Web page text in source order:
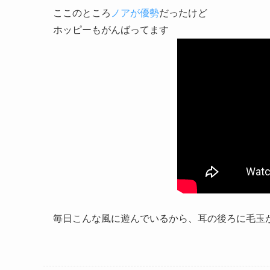
ここのところ ノアが優勢だったけど
ホッピーもがんばってます
毎日こんな風に遊んでいるから、耳の後ろに毛玉